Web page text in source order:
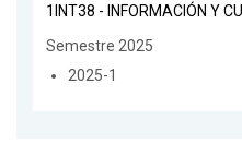
1INT38 - INFORMACIÓN Y
Semestre 2025
2025-1